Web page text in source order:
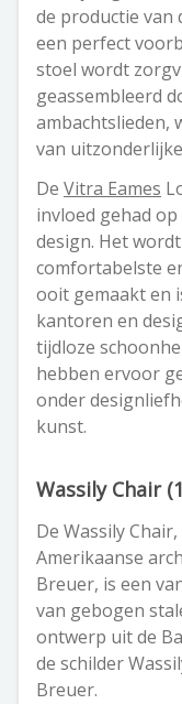
de productie van
een perfect
stoel wordt
geassembleerd
ambachtslieden,
van
De Vitra Eames
invloed gehad
design. Het
comfortabelste
ooit gemaakt en
kantoren en
tijdloze
hebben ervoor
onder
kunst.
Wassily Chair
De Wassily
Amerikaanse
Breuer, is een
van gebogen
ontwerp uit de
de schilder
Breuer.